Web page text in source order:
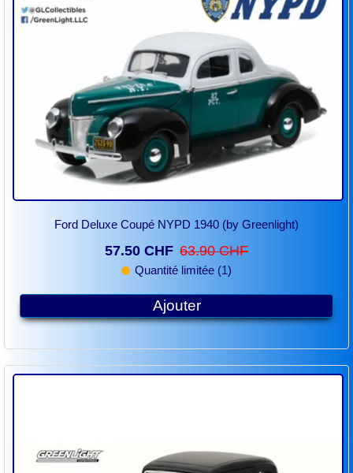
Ford Deluxe Coupé NYPD 1940 (by Greenlight)
57.50 CHF 63.90 CHF
Quantité limitée (1)
Ajouter